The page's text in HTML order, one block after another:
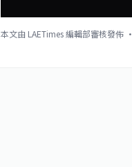
本文由 LAETimes 編輯部審核發佈 ·